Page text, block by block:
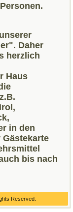
Daher
herzlich
Haus
in den
Gästekarte
bis nach
Reserved.